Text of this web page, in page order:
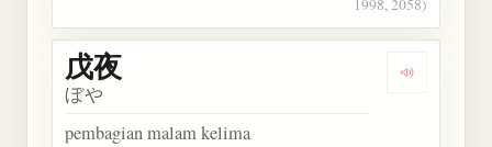
Dengarkan
戊夜
ぼや
pembagian malam kelima